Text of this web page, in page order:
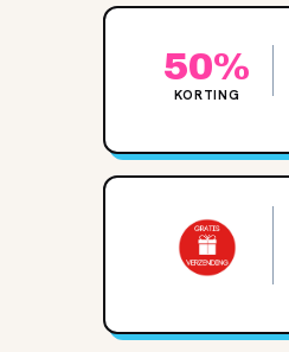
50%
KORTING